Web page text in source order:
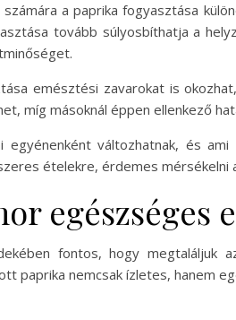
a paprika fogyasztása
tovább súlyosbíthatja a
emésztési zavarokat is
míg másoknál éppen ellenkező
egyénenként változhatnak, és
ételekre, érdemes mérsékelni
egészséges
fontos, hogy megtaláljuk
paprika nemcsak ízletes, hanem